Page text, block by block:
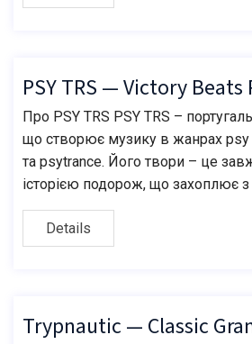
PSY TRS — Victory
Про PSY TRS PSY TRS –
що створює музику в жанрах
та psytrance. Його твори – це
історією подорож, що захоплює з
Details
Trypnautic — Classic